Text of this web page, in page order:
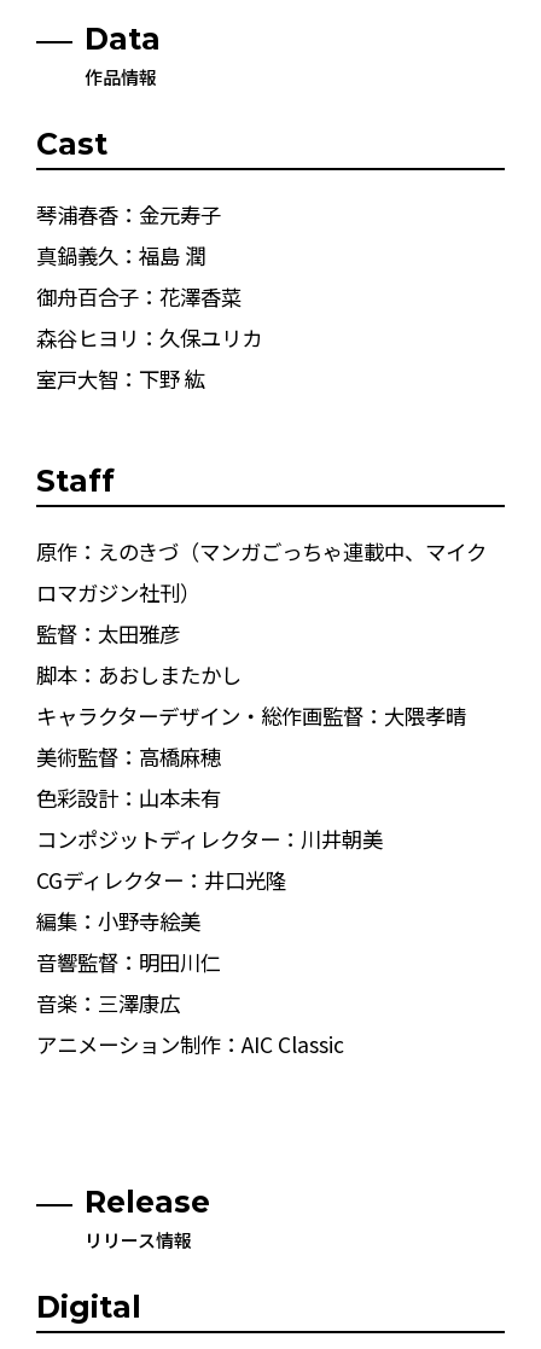
Data
作品情報
Cast
琴浦春香：金元寿子
真鍋義久：福島 潤
御舟百合子：花澤香菜
森谷ヒヨリ：久保ユリカ
室戸大智：下野 紘
Staff
原作：えのきづ（マンガごっちゃ連載中、マイク
ロマガジン社刊）
監督：太田雅彦
脚本：あおしまたかし
キャラクターデザイン・総作画監督：大隈孝晴
美術監督：高橋麻穂
色彩設計：山本未有
コンポジットディレクター：川井朝美
CGディレクター：井口光隆
編集：小野寺絵美
音響監督：明田川仁
音楽：三澤康広
アニメーション制作：AIC Classic
Release
リリース情報
Digital